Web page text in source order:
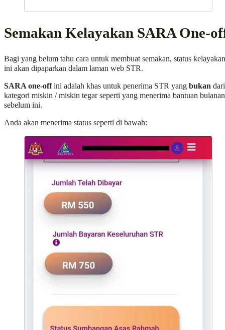
kategori miskin / miskin tegar seperti yang menerima bantuan bulanan
sebelum ini.
Anda akan menerima status seperti di bawah: